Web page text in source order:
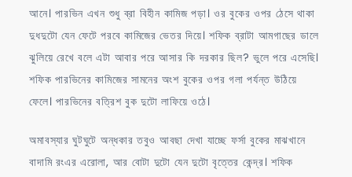
আনে। পারভিন এখন শুধু ব্রা বিহীন কামিজ পড়া। ওর বুকের ওপর ঠেসে থাকা
দুধদুটো যেন ফেটে পরবে কামিজের ভেতর দিয়ে। শফিক ব্রাটা আমগাছের ডালে
ঝুলিয়ে রেখে বলে এটা আবার পরে আসার কি দরকার ছিল? ভুলে পরে এসেছি।
শফিক পারভিনের কামিজের সামনের অংশ বুকের ওপর গলা পর্যন্ত উঠিয়ে
ফেলে। পারভিনের বত্রিশ বুক দুটো লাফিয়ে ওঠে।
অমাবস্যার ঘুটঘুটে অন্ধকার তবুও আবছা দেখা যাচ্ছে ফর্সা বুকের মাঝখানে
বাদামি রংএর এরোলা, আর বোটা দুটো যেন দুটো বৃত্তের কেন্দ্র। শফিক